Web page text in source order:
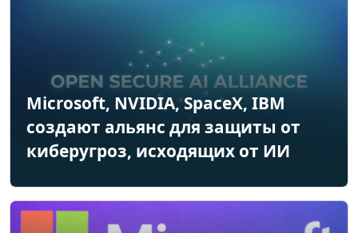
Microsoft, NVIDIA, SpaceX, IBM
создают альянс для защиты от
киберугроз, исходящих от ИИ